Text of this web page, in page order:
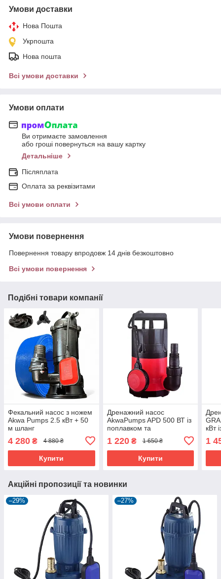
Умови доставки
Нова Пошта
Укрпошта
Нова пошта
Всі умови доставки
Умови оплати
Ви отримаєте замовлення
або гроші повернуться на вашу картку
Детальніше
Післяплата
Оплата за реквізитами
Всі умови оплати
Умови повернення
Повернення товару впродовж 14 днів безкоштовно
Всі умови повернення
Подібні товари компанії
Фекальний насос з ножем
Akwa Pumps 2.5 кВт + 50
м шланг
4 280 ₴ 4 880 ₴
Купити
Дренажний насос
AkwaPumps APD 500 ВТ із
поплавком та
перехідником в подарунок
1 220₴ 1 650 ₴
Купити
кВт
1
Акційні пропозиції та новинки
–29% –27%